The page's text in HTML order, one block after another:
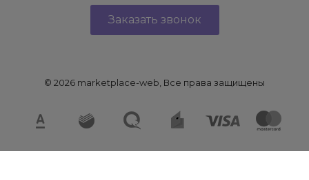
Заказать звонок
© 2026 marketplace-web, Все права защищены